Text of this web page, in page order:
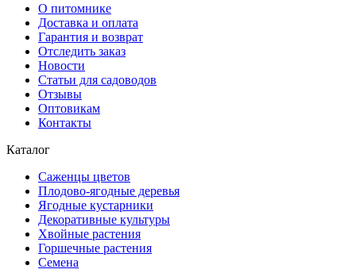
О питомнике
Доставка и оплата
Гарантия и возврат
Отследить заказ
Новости
Статьи для садоводов
Отзывы
Оптовикам
Контакты
Каталог
Саженцы цветов
Плодово-ягодные деревья
Ягодные кустарники
Декоративные культуры
Хвойные растения
Горшечные растения
Семена